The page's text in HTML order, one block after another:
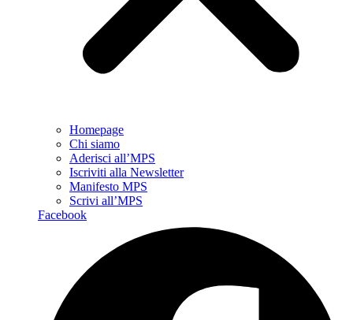
Homepage
Chi siamo
Aderisci all’MPS
Iscriviti alla Newsletter
Manifesto MPS
Scrivi all’MPS
Facebook